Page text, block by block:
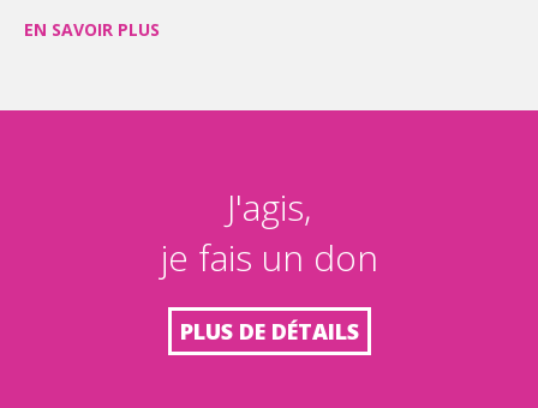
EN SAVOIR PLUS
J'agis,
je fais un don
PLUS DE DÉTAILS